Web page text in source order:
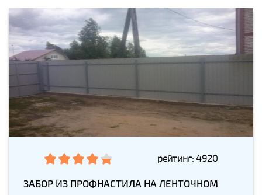
рейтинг: 4920
ЗАБОР ИЗ ПРОФНАСТИЛА НА ЛЕНТОЧНОМ